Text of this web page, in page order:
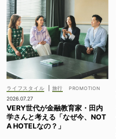
ライフスタイル
旅行
2026.07.27
VERY世代が金融教育家・田内
学さんと考える「なぜ今、NOT
A HOTELなの？」